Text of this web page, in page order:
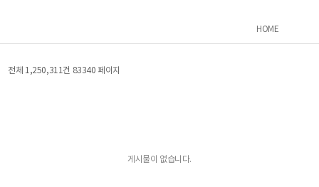
HOME
전체 1,250,311건 83340 페이지
게시물이 없습니다.